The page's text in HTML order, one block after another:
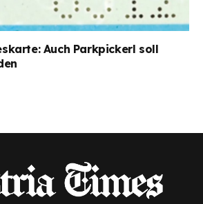
Auch Parkpickerl soll